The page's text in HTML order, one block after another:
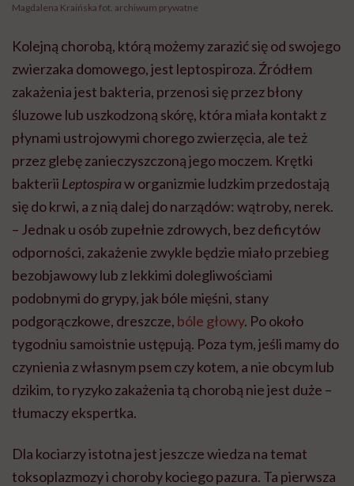
Magdalena Kraińska fot. archiwum prywatne
Kolejną chorobą, którą możemy zarazić się od swojego
zwierzaka domowego, jest leptospiroza. Źródłem
zakażenia jest bakteria, przenosi się przez błony
śluzowe lub uszkodzoną skórę, która miała kontakt z
płynami ustrojowymi chorego zwierzęcia, ale też
przez glebę zanieczyszczoną jego moczem. Krętki
bakterii Leptospiraw organizmie ludzkim przedostają
się do krwi, a z nią dalej do narządów: wątroby, nerek.
– Jednak u osób zupełnie zdrowych, bez deficytów
odporności, zakażenie zwykle będzie miało przebieg
bezobjawowy lub z lekkimi dolegliwościami
podobnymi do grypy, jak bóle mięśni, stany
podgorączkowe, dreszcze, bóle głowy. Po około
tygodniu samoistnie ustępują. Poza tym, jeśli mamy do
czynienia z własnym psem czy kotem, a nie obcym lub
dzikim, to ryzyko zakażenia tą chorobą nie jest duże –
tłumaczy ekspertka.
Dla kociarzy istotna jest jeszcze wiedza na temat
toksoplazmozy i choroby kociego pazura. Ta pierwsza